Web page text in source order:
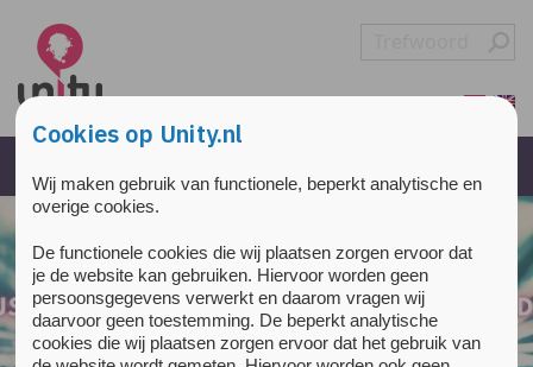
Cookies op Unity.nl
Wij maken gebruik van functionele, beperkt analytische en
overige cookies.
De functionele cookies die wij plaatsen zorgen ervoor dat
je de website kan gebruiken. Hiervoor worden geen
persoonsgegevens verwerkt en daarom vragen wij
daarvoor geen toestemming. De beperkt analytische
cookies die wij plaatsen zorgen ervoor dat het gebruik van